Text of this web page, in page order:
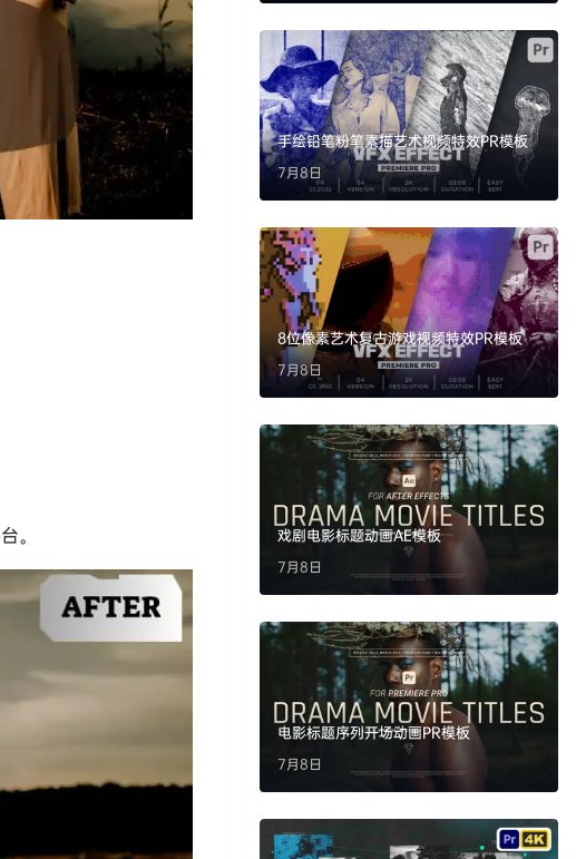
。
手绘铅笔粉笔素描艺术视频特效PR模板
7月8日
8位像素艺术复古游戏视频特效PR模板
7月8日
戏剧电影标题动画AE模板
7月8日
电影标题序列开场动画PR模板
7月8日